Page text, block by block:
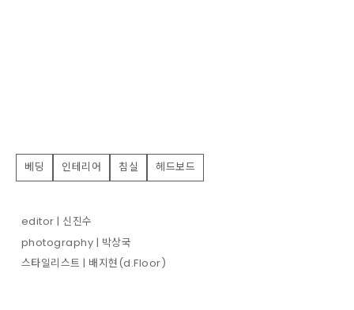
베딩 인테리어 침실 헤드보드
editor | 신진수
photography | 박상국
스타일리스트 | 배지현(d.Floor)